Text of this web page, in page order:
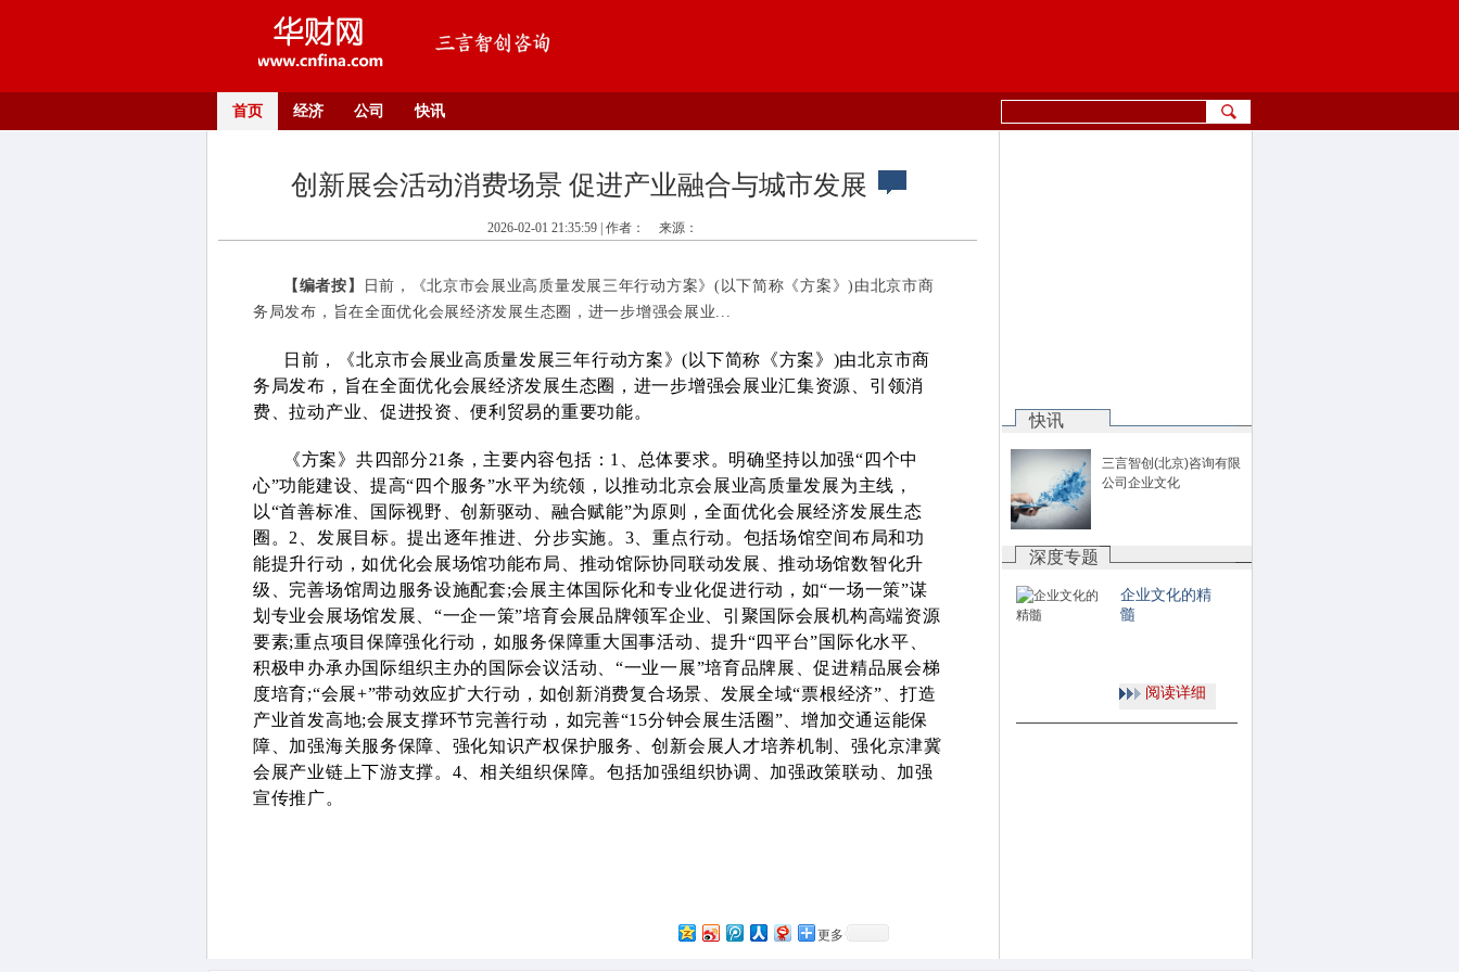
首页 经济 公司 快讯
创新展会活动消费场景 促进产业融合与城市发展
2026-02-01 21:35:59 | 作者： 来源：
【编者按】
日前，《北京市会展业高质量发展三年行动方案》(以下简称《方案》)由北京市商
务局发布，旨在全面优化会展经济发展生态圈，进一步增强会展业...
日前，《北京市会展业高质量发展三年行动方案》(以下简称《方案》)由北京市商
务局发布，旨在全面优化会展经济发展生态圈，进一步增强会展业汇集资源、引领消
费、拉动产业、促进投资、便利贸易的重要功能。
《方案》共四部分21条，主要内容包括：1、总体要求。明确坚持以加强“四个中
心”功能建设、提高“四个服务”水平为统领，以推动北京会展业高质量发展为主线，
以“首善标准、国际视野、创新驱动、融合赋能”为原则，全面优化会展经济发展生态
圈。2、发展目标。提出逐年推进、分步实施。3、重点行动。包括场馆空间布局和功
能提升行动，如优化会展场馆功能布局、推动馆际协同联动发展、推动场馆数智化升
级、完善场馆周边服务设施配套;会展主体国际化和专业化促进行动，如“一场一策”谋
划专业会展场馆发展、“一企一策”培育会展品牌领军企业、引聚国际会展机构高端资源
要素;重点项目保障强化行动，如服务保障重大国事活动、提升“四平台”国际化水平、
积极申办承办国际组织主办的国际会议活动、“一业一展”培育品牌展、促进精品展会梯
度培育;“会展+”带动效应扩大行动，如创新消费复合场景、发展全域“票根经济”、打造
产业首发高地;会展支撑环节完善行动，如完善“15分钟会展生活圈”、增加交通运能保
障、加强海关服务保障、强化知识产权保护服务、创新会展人才培养机制、强化京津冀
会展产业链上下游支撑。4、相关组织保障。包括加强组织协调、加强政策联动、加强
宣传推广。
更多
快讯
三言智创(北京)咨询有限
公司企业文化
深度专题
企业文化的精
髓
阅读详细